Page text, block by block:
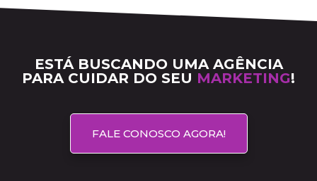
ESTÁ BUSCANDO UMA AGÊNCIA
PARA CUIDAR DO SEU MARKETING!
FALE CONOSCO AGORA!